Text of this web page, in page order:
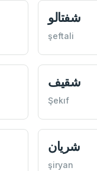
شفتالو
şeftali
شقيف
Şekıf
شريان
şiryan